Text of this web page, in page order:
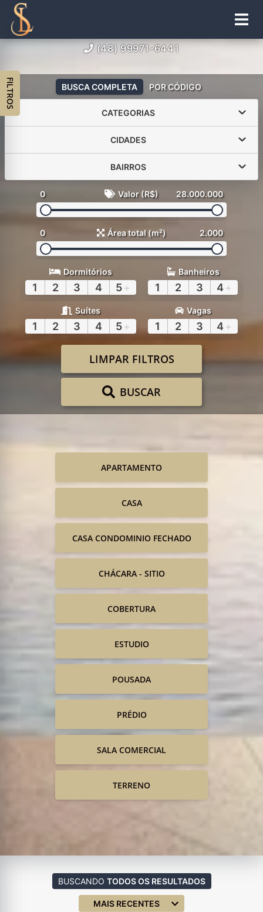
(48) 99971-6441
BUSCA COMPLETA POR CÓDIGO
CATEGORIAS
CIDADES
BAIRROS
0 Valor (R$) 28.000.000
0 Área total (m²) 2.000
Dormitórios
1 2 3 4 5+
Banheiros
1 2 3 4 +
Suítes
1 2 3 4 5+
Vagas
1 2 3 4 +
LIMPAR FILTROS
BUSCAR
APARTAMENTO
CASA
CASA CONDOMINIO FECHADO
CHÁCARA - SITIO
COBERTURA
ESTUDIO
POUSADA
PRÉDIO
SALA COMERCIAL
TERRENO
FILTROS
BUSCANDO TODOS OS RESULTADOS
MAIS RECENTES